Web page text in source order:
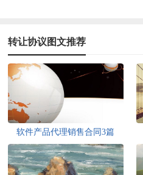
转让协议图文推荐
软件产品代理销售合同3篇